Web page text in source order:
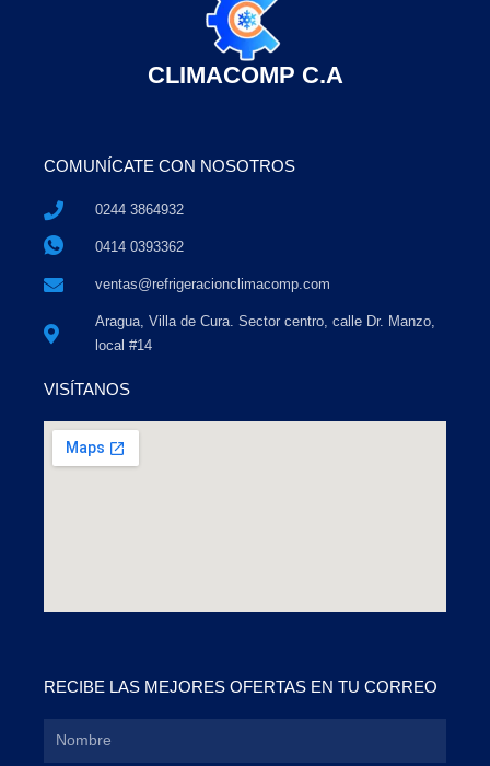
CLIMACOMP C.A
COMUNÍCATE CON NOSOTROS
0244 3864932
0414 0393362
ventas@refrigeracionclimacomp.com
Aragua, Villa de Cura. Sector centro, calle Dr. Manzo,
local #14
VISÍTANOS
RECIBE LAS MEJORES OFERTAS EN TU CORREO